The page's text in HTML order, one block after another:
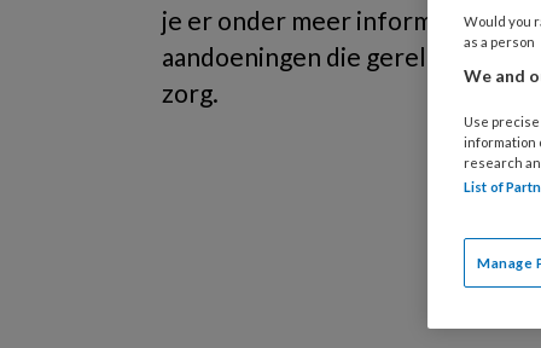
je er onder meer informatie
aandoeningen die gerelateerd
zorg.
Would you
as a person
We and
Use
information
research
List of
Manage